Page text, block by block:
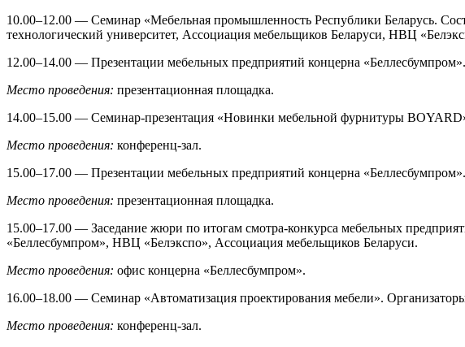
10.00–12.00 — Семинар «Мебельная промышленность Республики Беларусь.
технологический университет, Ассоциация мебельщиков Беларуси, НВЦ
12.00–14.00 — Презентации мебельных предприятий концерна «Беллесбумпром».
Место проведения: презентационная площадка.
14.00–15.00 — Семинар-презентация «Новинки мебельной фурнитуры
Место проведения: конференц-зал.
15.00–17.00 — Презентации мебельных предприятий концерна «Беллесбумпром».
Место проведения: презентационная площадка.
15.00–17.00 — Заседание жюри по итогам смотра-конкурса мебельных
«Беллесбумпром», НВЦ «Белэкспо», Ассоциация мебельщиков Беларуси.
Место проведения: офис концерна «Беллесбумпром».
16.00–18.00 — Семинар «Автоматизация проектирования мебели».
Место проведения: конференц-зал.